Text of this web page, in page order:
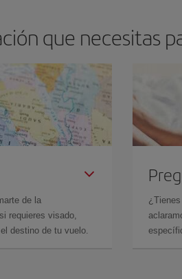
que necesitas
de la
requieres visado,
destino de tu vuelo.